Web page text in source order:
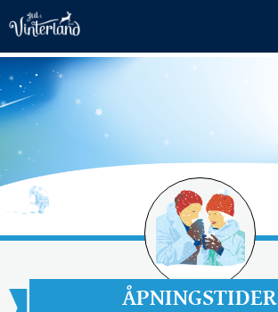
ÅPNINGSTIDER